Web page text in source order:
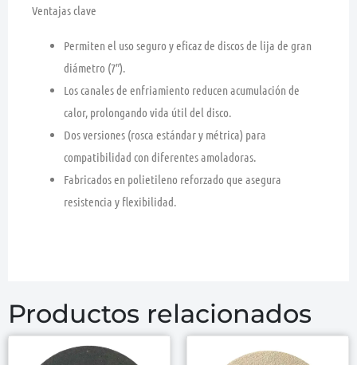
Ventajas clave
Permiten el uso seguro y eficaz de discos de lija de gran
diámetro (7″).
Los canales de enfriamiento reducen acumulación de
calor, prolongando vida útil del disco.
Dos versiones (rosca estándar y métrica) para
compatibilidad con diferentes amoladoras.
Fabricados en polietileno reforzado que asegura
resistencia y flexibilidad.
Productos relacionados